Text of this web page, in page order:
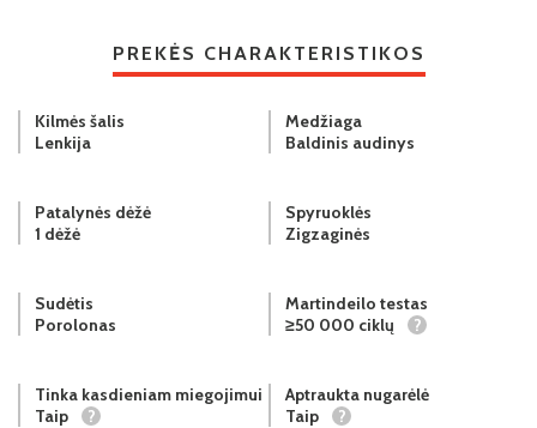
PREKĖS CHARAKTERISTIKOS
Kilmės šalis
Lenkija
Medžiaga
Baldinis audinys
Patalynės dėžė
1 dėžė
Spyruoklės
Zigzaginės
Sudėtis
Porolonas
Martindeilo testas
≥50 000 ciklų
?
Tinka kasdieniam miegojimui
Taip
?
Aptraukta nugarėlė
Taip
?